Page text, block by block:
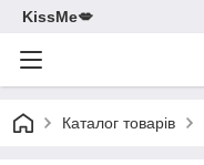
KissMe💋
Каталог товарів